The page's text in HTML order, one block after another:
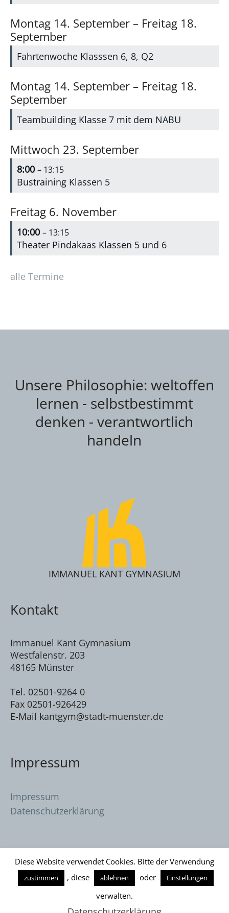
Montag 14. September – Freitag 18.
September
Fahrtenwoche Klasssen 6, 8, Q2
Montag 14. September – Freitag 18.
September
Teambuilding Klasse 7 mit dem NABU
Mittwoch 23. September
8:00– 13:15
Bustraining Klassen 5
Freitag 6. November
10:00– 13:15
Theater Pindakaas Klassen 5 und 6
alle Termine
Unsere Philosophie: weltoffen
lernen - selbstbestimmt
denken - verantwortlich
handeln
IMMANUEL KANT GYMNASIUM
Kontakt
Immanuel Kant Gymnasium
Westfalenstr. 203
48165 Münster
Tel. 02501-9264 0
Fax 02501-926429
E-Mail kantgym@stadt-muenster.de
Impressum
Impressum
Datenschutzerklärung
Datenschutzerklärung/ Immanuel Kant
Gymnasium © 2026
Diese Website verwendet Cookies. Bitte der Verwendung
zustimmen , diese ablehnen oder Einstellungen
verwalten.